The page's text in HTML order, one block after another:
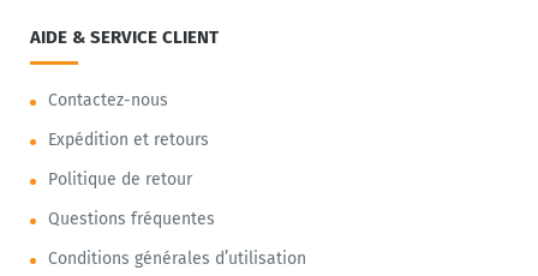
AIDE & SERVICE CLIENT
Contactez-nous
Expédition et retours
Politique de retour
Questions fréquentes
Conditions générales d’utilisation